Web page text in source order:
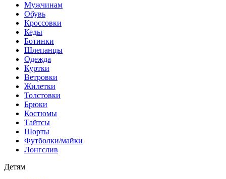
Мужчинам
Обувь
Кроссовки
Кеды
Ботинки
Шлепанцы
Одежда
Куртки
Ветровки
Жилетки
Толстовки
Брюки
Костюмы
Тайтсы
Шорты
Футболки/майки
Лонгслив
Детям